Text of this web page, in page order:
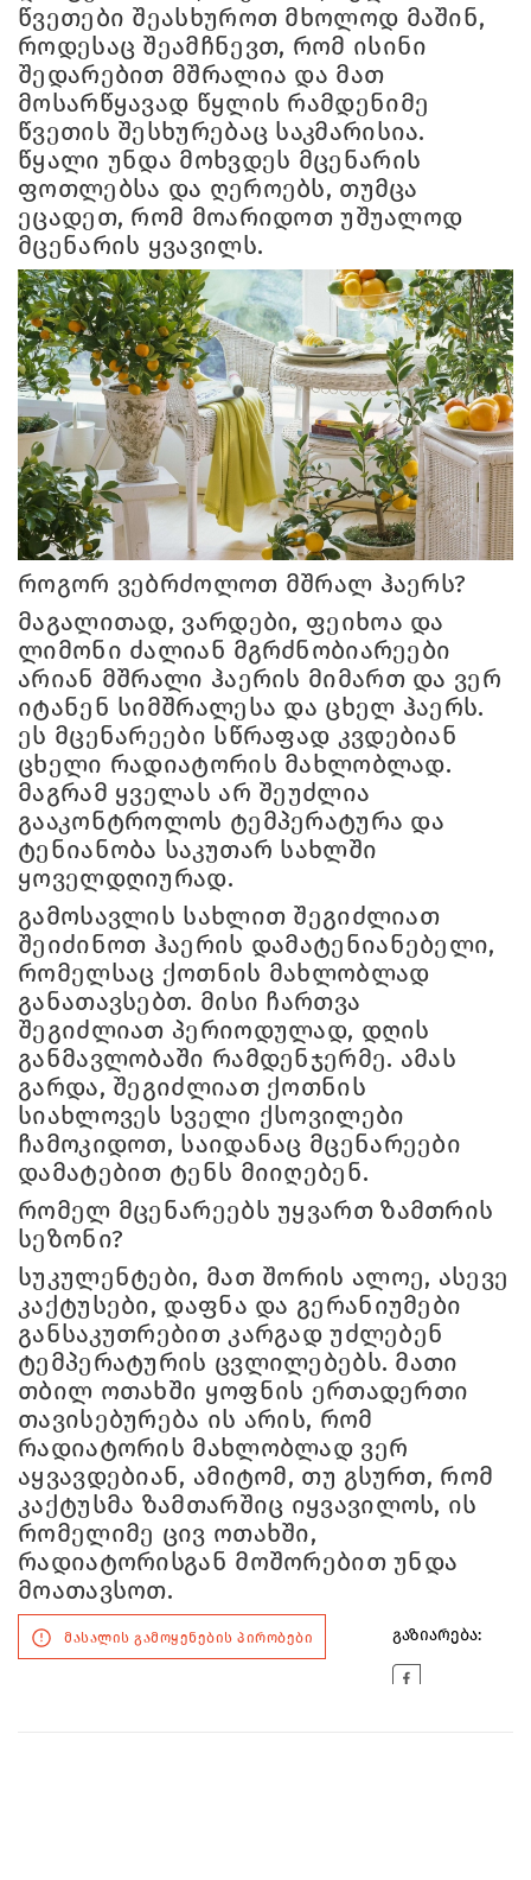
წვეთები შეასხუროთ მხოლოდ მაშინ,
როდესაც შეამჩნევთ, რომ ისინი
შედარებით მშრალია და მათ
მოსარწყავად წყლის რამდენიმე
წვეთის შესხურებაც საკმარისია.
წყალი უნდა მოხვდეს მცენარის
ფოთლებსა და ღეროებს, თუმცა
ეცადეთ, რომ მოარიდოთ უშუალოდ
მცენარის ყვავილს.
როგორ ვებრძოლოთ მშრალ ჰაერს?
მაგალითად, ვარდები, ფეიხოა და
ლიმონი ძალიან მგრძნობიარეები
არიან მშრალი ჰაერის მიმართ და ვერ
იტანენ სიმშრალესა და ცხელ ჰაერს.
ეს მცენარეები სწრაფად კვდებიან
ცხელი რადიატორის მახლობლად.
მაგრამ ყველას არ შეუძლია
გააკონტროლოს ტემპერატურა და
ტენიანობა საკუთარ სახლში
ყოველდღიურად.
გამოსავლის სახლით შეგიძლიათ
შეიძინოთ ჰაერის დამატენიანებელი,
რომელსაც ქოთნის მახლობლად
განათავსებთ. მისი ჩართვა
შეგიძლიათ პერიოდულად, დღის
განმავლობაში რამდენჯერმე. ამას
გარდა, შეგიძლიათ ქოთნის
სიახლოვეს სველი ქსოვილები
ჩამოკიდოთ, საიდანაც მცენარეები
დამატებით ტენს მიიღებენ.
რომელ მცენარეებს უყვართ ზამთრის
სეზონი?
სუკულენტები, მათ შორის ალოე, ასევე
კაქტუსები, დაფნა და გერანიუმები
განსაკუთრებით კარგად უძლებენ
ტემპერატურის ცვლილებებს. მათი
თბილ ოთახში ყოფნის ერთადერთი
თავისებურება ის არის, რომ
რადიატორის მახლობლად ვერ
აყვავდებიან, ამიტომ, თუ გსურთ, რომ
კაქტუსმა ზამთარშიც იყვავილოს, ის
რომელიმე ცივ ოთახში,
რადიატორისგან მოშორებით უნდა
მოათავსოთ.
მასალის გამოყენების პირობები გაზიარება: